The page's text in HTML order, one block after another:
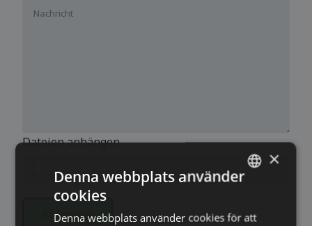
Dateien anhängen
Absenden ENGLISH
×
Denna webbplats använder
cookies
Denna webbplats använder cookies för att